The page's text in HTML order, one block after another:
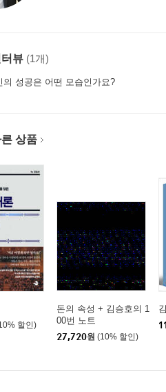
뷰 (1개)
의 성공은 어떤 모습인가요?
상품
할인)
돈의 속성 + 김승호의 1
00번 노트
27,720원 (10% 할인)